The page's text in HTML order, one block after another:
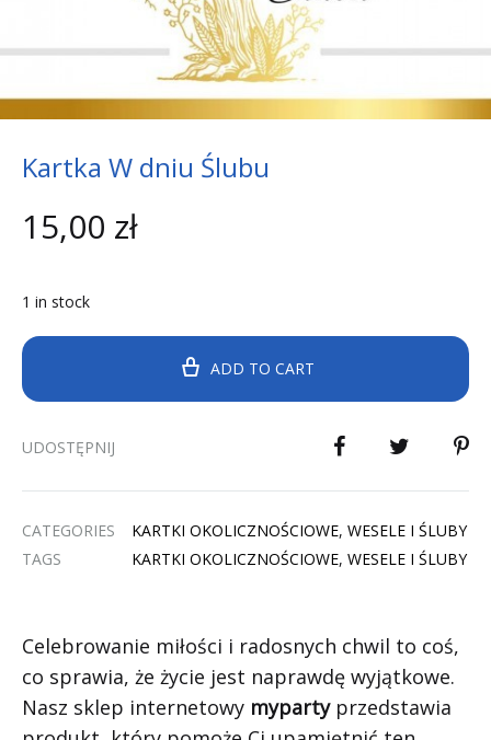
Kartka W dniu Ślubu
15,00 zł
1 in stock
ADD TO CART
UDOSTĘPNIJ
CATEGORIES KARTKI OKOLICZNOŚCIOWE, WESELE I ŚLUBY
TAGS
KARTKI OKOLICZNOŚCIOWE, WESELE I ŚLUBY
Celebrowanie miłości i radosnych chwil to coś,
co sprawia, że życie jest naprawdę wyjątkowe.
Nasz sklep internetowy mypartyprzedstawia